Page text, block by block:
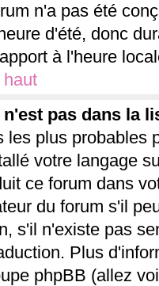
n'a pas été
d'été, donc
à l'heure
n'est pas dans la
les plus probables
votre langage
ce forum dans
du forum s'il
s'il n'existe pas
Plus
phpBB (allez